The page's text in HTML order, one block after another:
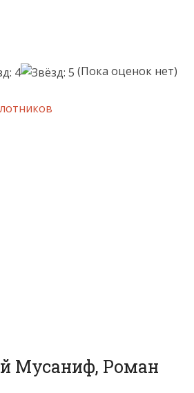
(Пока оценок нет)
Мусаниф, Роман